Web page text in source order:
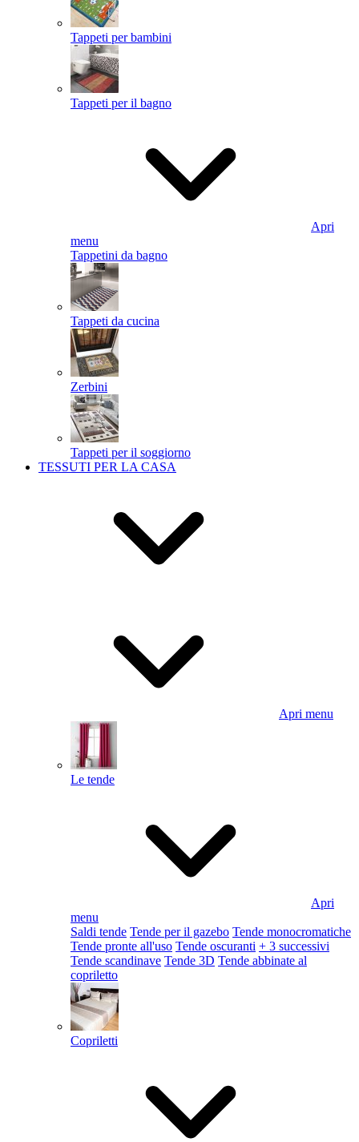
Tappeti per bambini
Tappeti per il bagno
Apri
menu
Tappetini da bagno
Tappeti da cucina
Zerbini
Tappeti per il soggiorno
TESSUTI PER LA CASA
Apri menu
Le tende
Apri
menu
Saldi tende Tende per il gazebo Tende monocromatiche
Tende pronte all'uso Tende oscuranti + 3 successivi
Tende scandinave Tende 3D Tende abbinate al
copriletto
Copriletti